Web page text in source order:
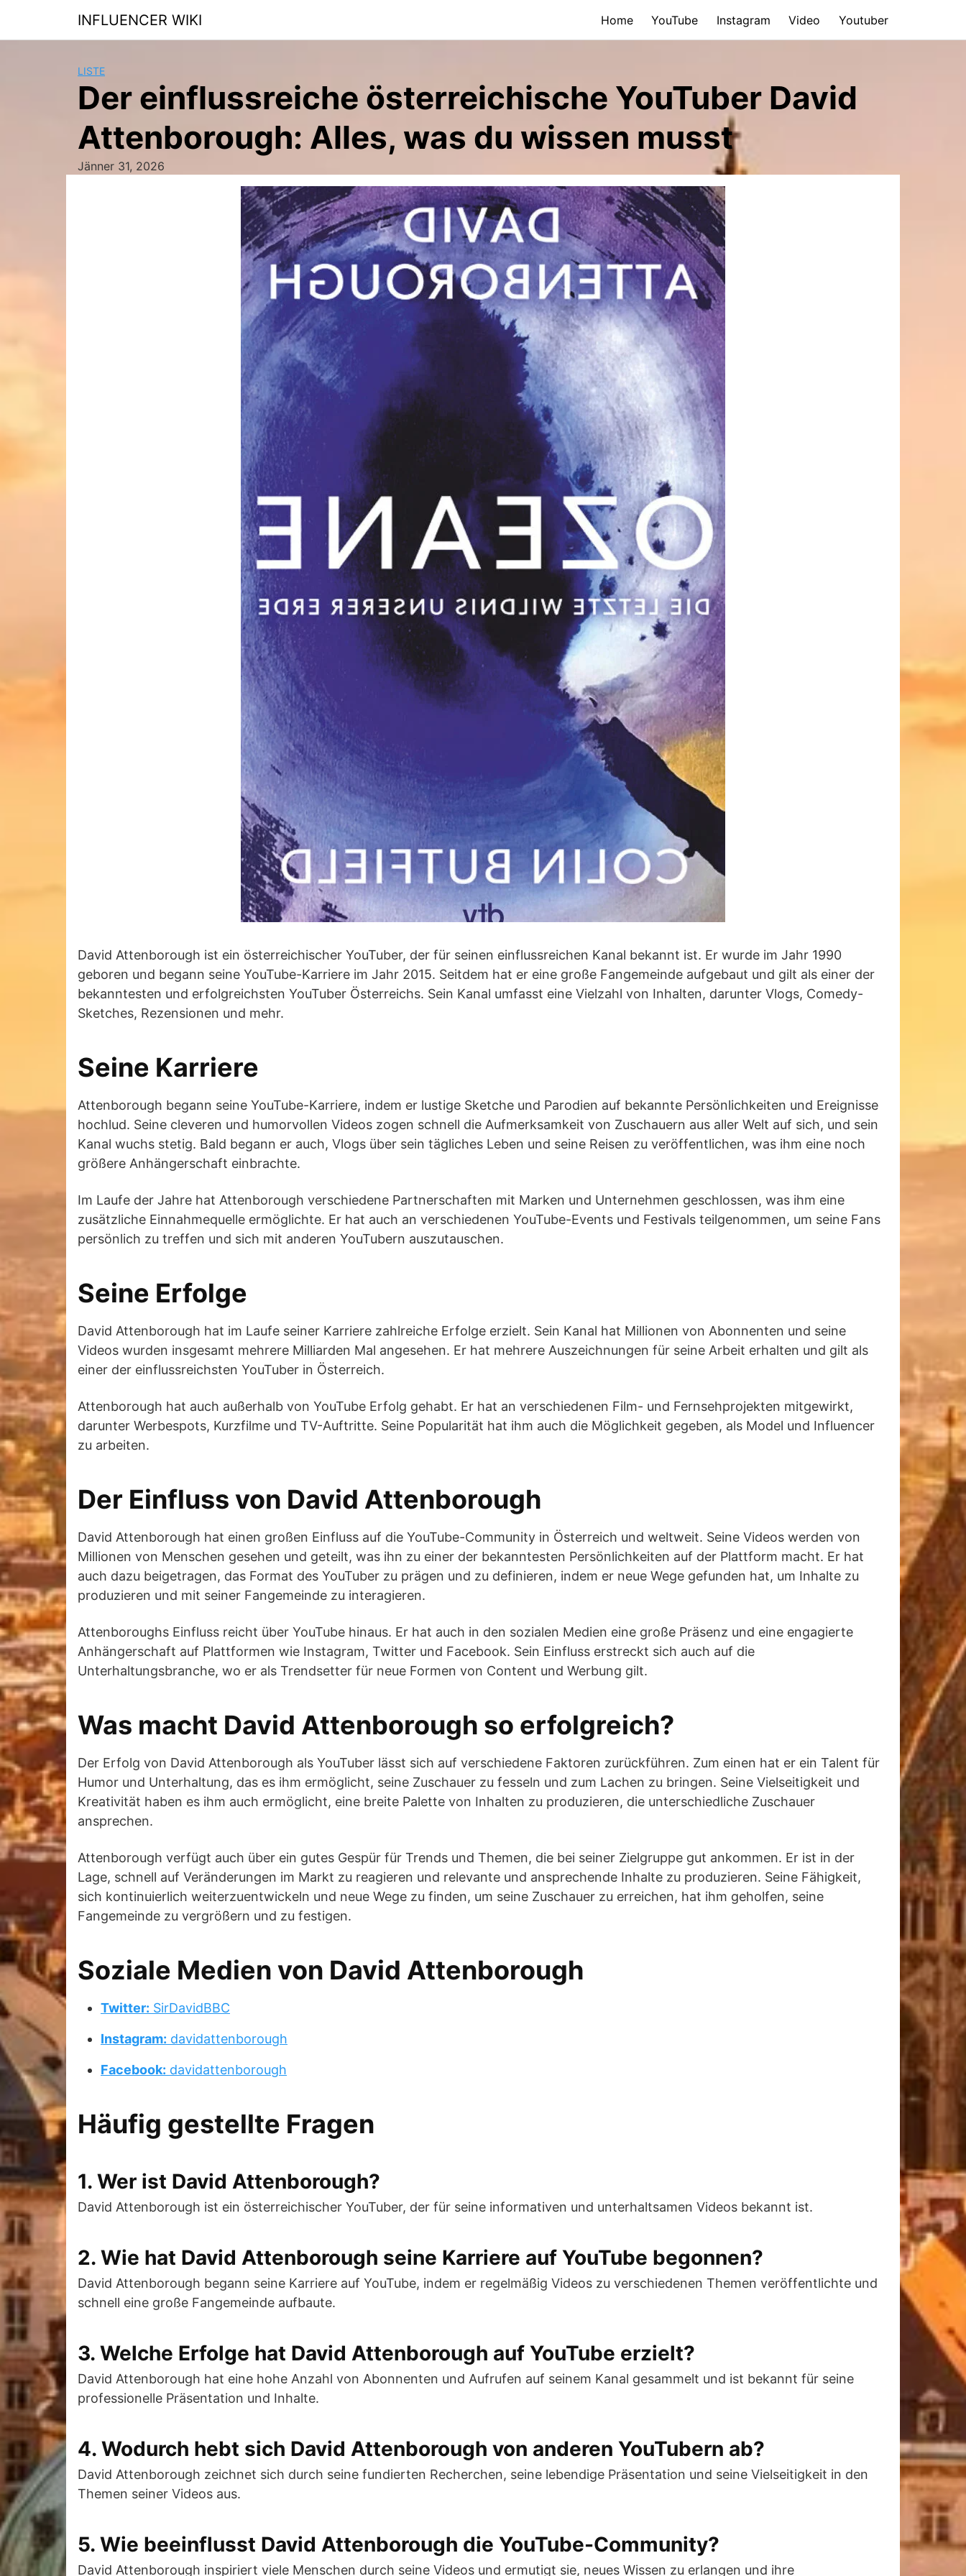
content
INFLUENCER WIKI Home YouTube Instagram Video Youtuber
LISTE
Der einflussreiche österreichische YouTuber David
Attenborough: Alles, was du wissen musst
Jänner 31, 2026
David Attenborough ist ein österreichischer YouTuber, der für seinen einflussreichen Kanal bekannt ist. Er wurde im Jahr 1990
geboren und begann seine YouTube-Karriere im Jahr 2015. Seitdem hat er eine große Fangemeinde aufgebaut und gilt als einer der
bekanntesten und erfolgreichsten YouTuber Österreichs. Sein Kanal umfasst eine Vielzahl von Inhalten, darunter Vlogs, Comedy-
Sketches, Rezensionen und mehr.
Seine Karriere
Attenborough begann seine YouTube-Karriere, indem er lustige Sketche und Parodien auf bekannte Persönlichkeiten und Ereignisse
hochlud. Seine cleveren und humorvollen Videos zogen schnell die Aufmerksamkeit von Zuschauern aus aller Welt auf sich, und sein
Kanal wuchs stetig. Bald begann er auch, Vlogs über sein tägliches Leben und seine Reisen zu veröffentlichen, was ihm eine noch
größere Anhängerschaft einbrachte.
Im Laufe der Jahre hat Attenborough verschiedene Partnerschaften mit Marken und Unternehmen geschlossen, was ihm eine
zusätzliche Einnahmequelle ermöglichte. Er hat auch an verschiedenen YouTube-Events und Festivals teilgenommen, um seine Fans
persönlich zu treffen und sich mit anderen YouTubern auszutauschen.
Seine Erfolge
David Attenborough hat im Laufe seiner Karriere zahlreiche Erfolge erzielt. Sein Kanal hat Millionen von Abonnenten und seine
Videos wurden insgesamt mehrere Milliarden Mal angesehen. Er hat mehrere Auszeichnungen für seine Arbeit erhalten und gilt als
einer der einflussreichsten YouTuber in Österreich.
Attenborough hat auch außerhalb von YouTube Erfolg gehabt. Er hat an verschiedenen Film- und Fernsehprojekten mitgewirkt,
darunter Werbespots, Kurzfilme und TV-Auftritte. Seine Popularität hat ihm auch die Möglichkeit gegeben, als Model und Influencer
zu arbeiten.
Der Einfluss von David Attenborough
David Attenborough hat einen großen Einfluss auf die YouTube-Community in Österreich und weltweit. Seine Videos werden von
Millionen von Menschen gesehen und geteilt, was ihn zu einer der bekanntesten Persönlichkeiten auf der Plattform macht. Er hat
auch dazu beigetragen, das Format des YouTuber zu prägen und zu definieren, indem er neue Wege gefunden hat, um Inhalte zu
produzieren und mit seiner Fangemeinde zu interagieren.
Attenboroughs Einfluss reicht über YouTube hinaus. Er hat auch in den sozialen Medien eine große Präsenz und eine engagierte
Anhängerschaft auf Plattformen wie Instagram, Twitter und Facebook. Sein Einfluss erstreckt sich auch auf die
Unterhaltungsbranche, wo er als Trendsetter für neue Formen von Content und Werbung gilt.
Was macht David Attenborough so erfolgreich?
Der Erfolg von David Attenborough als YouTuber lässt sich auf verschiedene Faktoren zurückführen. Zum einen hat er ein Talent für
Humor und Unterhaltung, das es ihm ermöglicht, seine Zuschauer zu fesseln und zum Lachen zu bringen. Seine Vielseitigkeit und
Kreativität haben es ihm auch ermöglicht, eine breite Palette von Inhalten zu produzieren, die unterschiedliche Zuschauer
ansprechen.
Attenborough verfügt auch über ein gutes Gespür für Trends und Themen, die bei seiner Zielgruppe gut ankommen. Er ist in der
Lage, schnell auf Veränderungen im Markt zu reagieren und relevante und ansprechende Inhalte zu produzieren. Seine Fähigkeit,
sich kontinuierlich weiterzuentwickeln und neue Wege zu finden, um seine Zuschauer zu erreichen, hat ihm geholfen, seine
Fangemeinde zu vergrößern und zu festigen.
Soziale Medien von David Attenborough
Twitter: SirDavidBBC
Instagram: davidattenborough
Facebook: davidattenborough
Häufig gestellte Fragen
1. Wer ist David Attenborough?
David Attenborough ist ein österreichischer YouTuber, der für seine informativen und unterhaltsamen Videos bekannt ist.
2. Wie hat David Attenborough seine Karriere auf YouTube begonnen?
David Attenborough begann seine Karriere auf YouTube, indem er regelmäßig Videos zu verschiedenen Themen veröffentlichte und
schnell eine große Fangemeinde aufbaute.
3. Welche Erfolge hat David Attenborough auf YouTube erzielt?
David Attenborough hat eine hohe Anzahl von Abonnenten und Aufrufen auf seinem Kanal gesammelt und ist bekannt für seine
professionelle Präsentation und Inhalte.
4. Wodurch hebt sich David Attenborough von anderen YouTubern ab?
David Attenborough zeichnet sich durch seine fundierten Recherchen, seine lebendige Präsentation und seine Vielseitigkeit in den
Themen seiner Videos aus.
5. Wie beeinflusst David Attenborough die YouTube-Community?
David Attenborough inspiriert viele Menschen durch seine Videos und ermutigt sie, neues Wissen zu erlangen und ihre